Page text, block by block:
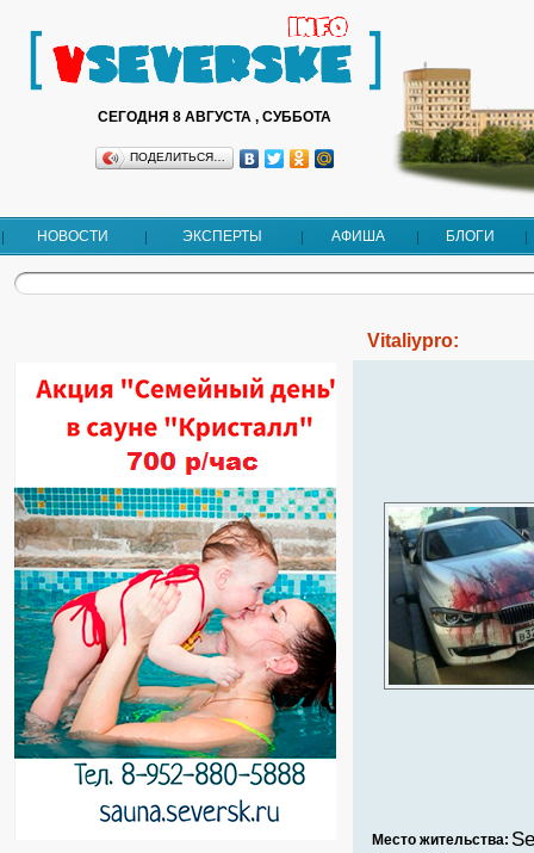
СЕГОДНЯ 8 АВГУСТА , СУББОТА
ПОДЕЛИТЬСЯ…
НОВОСТИ ЭКСПЕРТЫ АФИША БЛОГИ
Vitaliypro:
Место жительства: